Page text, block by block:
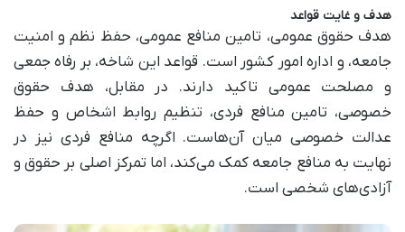
هدف و غایت قواعد
هدف حقوق عمومی، تامین منافع عمومی، حفظ نظم و امنیت
جامعه، و اداره امور کشور است. قواعد این شاخه، بر رفاه جمعی
و مصلحت عمومی تاکید دارند. در مقابل، هدف حقوق
خصوصی، تامین منافع فردی، تنظیم روابط اشخاص و حفظ
عدالت خصوصی میان آن‌هاست. اگرچه منافع فردی نیز در
نهایت به منافع جامعه کمک می‌کند، اما تمرکز اصلی بر حقوق و
آزادی‌های شخصی است.